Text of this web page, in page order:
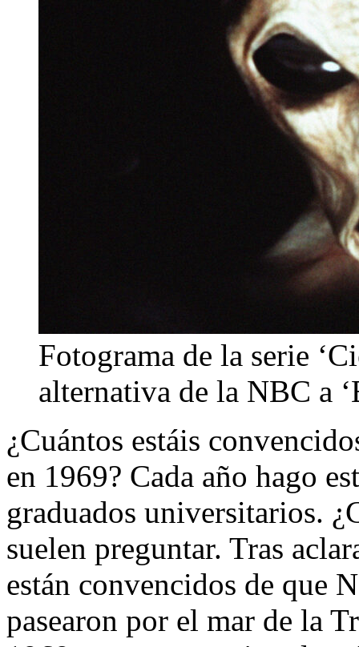
Fotograma de la serie
alternativa de la NBC a
¿Cuántos estáis
en 1969? Cada año hago
graduados universitarios.
suelen preguntar. Tras
están convencidos de que
pasearon por el mar de la